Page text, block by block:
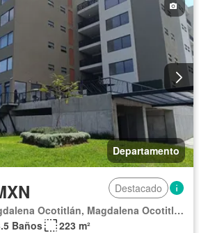
Azotea
Sala polivalente
por cable
Terraza
Wifi Zonas verdes Sin amueblar
Departamento
Destacado
Santa María La Magdalena Ocotitlán, Magdalena Ocotitlán
Baños
223 m²